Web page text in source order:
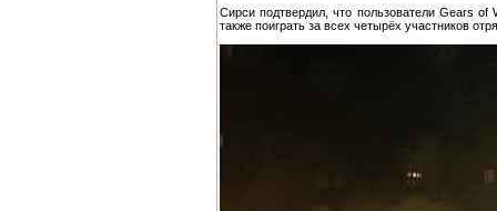
Сирси подтвердил, что пользователи Gears of
также поиграть за всех четырёх участников